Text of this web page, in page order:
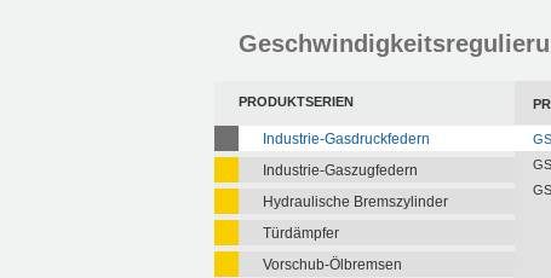
PRODUKTSERIEN
Industrie-Gasdruckfedern
Industrie-Gaszugfedern
Hydraulische Bremszylinder
Türdämpfer
Vorschub-Ölbremsen